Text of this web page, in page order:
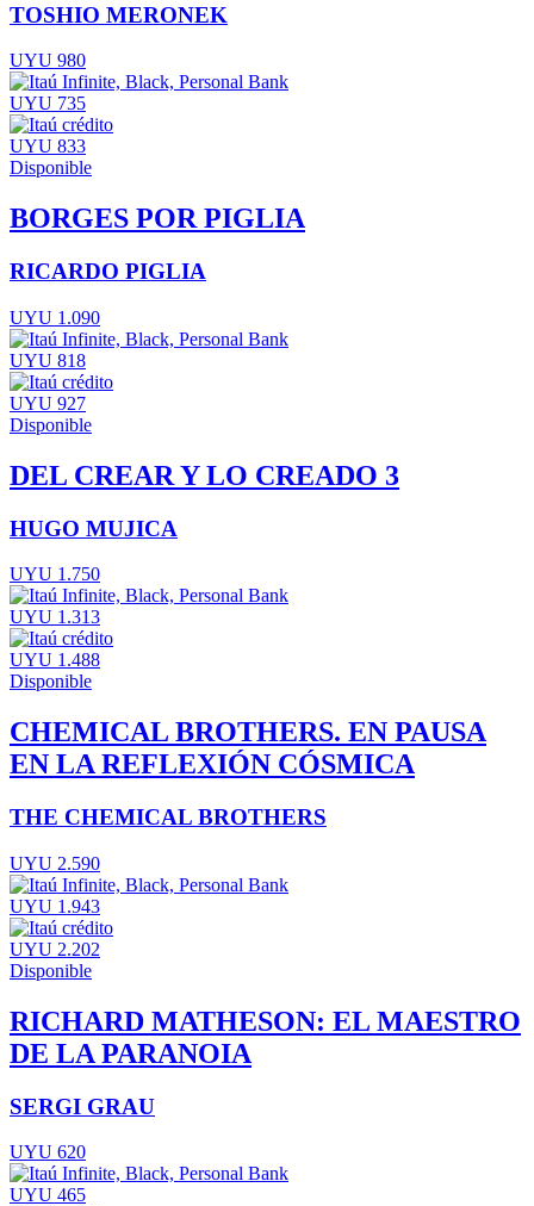
TOSHIO MERONEK
UYU 980
UYU 735
UYU 833
Disponible
BORGES POR PIGLIA
RICARDO PIGLIA
UYU 1.090
UYU 818
UYU 927
Disponible
DEL CREAR Y LO CREADO 3
HUGO MUJICA
UYU 1.750
UYU 1.313
UYU 1.488
Disponible
CHEMICAL BROTHERS. EN PAUSA
EN LA REFLEXIÓN CÓSMICA
THE CHEMICAL BROTHERS
UYU 2.590
UYU 1.943
UYU 2.202
Disponible
RICHARD MATHESON: EL MAESTRO
DE LA PARANOIA
SERGI GRAU
UYU 620
UYU 465